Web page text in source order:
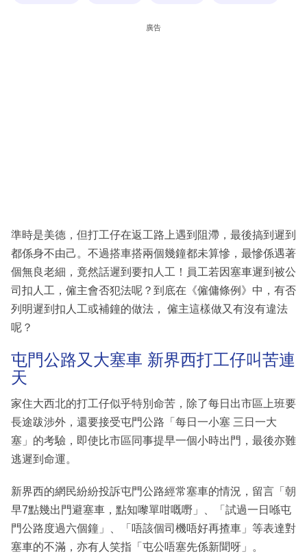
區
廣告
準時是美德，但打工仔在返工路上遇到阻滯，最後搞到遲到
都係身不由己。不過搭車搭兩個幾鐘都未算慘，最慘係遇著
個無良老細，竟然話遲到要扣人工！員工若因塞車遲到被公
司扣人工，僱主會否犯法呢？到底在《僱傭條例》中，有否
列明遲到扣人工或補鐘的做法， 僱主這樣做又有沒有違法
呢？
屯門公路又大塞車 新界西打工仔叫苦連
天
家住大西北的打工仔似乎特別命苦，除了每日出市區上班要
長途跋涉外，還要接受屯門公路「每日一小塞 三日一大
塞」的考驗，即使比市區同事提早一個小時出門，最後亦難
逃遲到命運。
新界西的網民紛紛投訴屯門公路經常塞車的情況，留言「朝
早7點幾出門避塞車，點知嚟單咁嘅嘢」、「試過一日喺屯
門公路度過六個鐘」、「唔該個司機唔好再揸車」等表達對
塞車的不滿，亦有人笑指「屯公唔塞先係新聞呀」。